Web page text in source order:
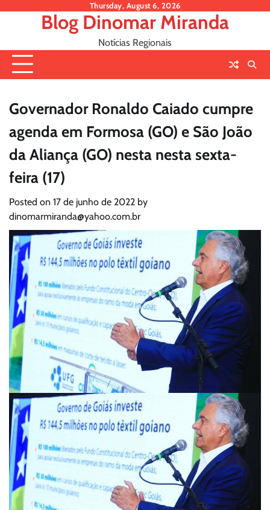
Thursday, August 6, 2026
Blog Dinomar Miranda
Notícias Regionais
Governador Ronaldo Caiado cumpre
agenda em Formosa (GO) e São João
da Aliança (GO) nesta nesta sexta-
feira (17)
Posted on 17 de junho de 2022 by
dinomarmiranda@yahoo.com.br